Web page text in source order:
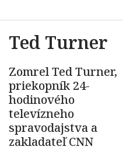
Ted Turner
Zomrel Ted Turner,
priekopník 24-
hodinového
televízneho
spravodajstva a
zakladateľ CNN